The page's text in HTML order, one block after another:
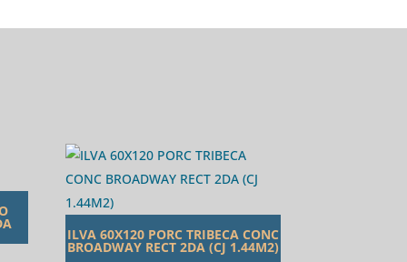
ILVA 60X120 PORC TRIBECA CONC
BROADWAY RECT 2DA (CJ 1.44M2)